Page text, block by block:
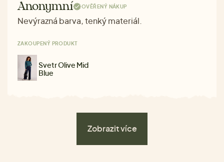
Anonymní OVĚŘENÝ NÁKUP
Nevýrazná barva, tenký materiál.
ZAKOUPENÝ PRODUKT
Svetr Olive Mid
Blue
Zobrazit více